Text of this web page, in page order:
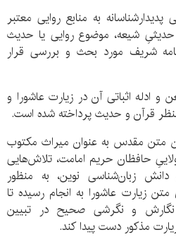
به منابع روایی معتبر
شیعه، موضوع روایی یا حدیث
شریف مورد بحث و بررسی قرار
و ادله اثباتی آن در زیارت عاشورا و
قرآن و حدیث پرداخته شده است.
متن مقدس به عنوان میراث مکتوب
حافظان حریم امامت، تلاش‌هایی
زبان‌شناسی نوین، به منظور
زیارت عاشورا به انجام رسیده تا
نگارش و نگرشی صحیح در تبیین
مذکور دست پیدا کند.